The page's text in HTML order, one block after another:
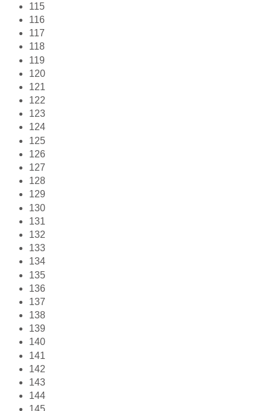
115
116
117
118
119
120
121
122
123
124
125
126
127
128
129
130
131
132
133
134
135
136
137
138
139
140
141
142
143
144